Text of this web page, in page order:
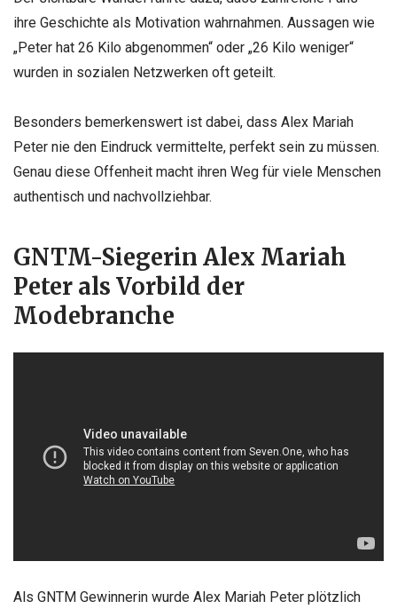
ihre Geschichte als Motivation wahrnahmen. Aussagen wie
„Peter hat 26 Kilo abgenommen“ oder „26 Kilo weniger“
wurden in sozialen Netzwerken oft geteilt.
Besonders bemerkenswert ist dabei, dass Alex Mariah
Peter nie den Eindruck vermittelte, perfekt sein zu müssen.
Genau diese Offenheit macht ihren Weg für viele Menschen
authentisch und nachvollziehbar.
GNTM-Siegerin Alex Mariah
Peter als Vorbild der
Modebranche
Als GNTM Gewinnerin wurde Alex Mariah Peter plötzlich